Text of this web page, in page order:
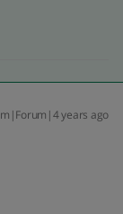
years ago